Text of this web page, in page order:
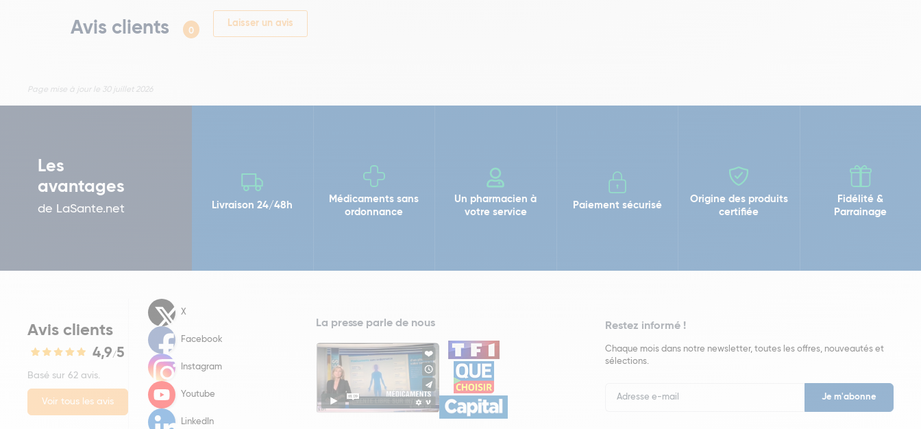
Avis clients 0
Laisser un avis
Page mise à jour le 30 juillet 2026
Les
avantages
de LaSante.net Livraison 24/48h
Médicaments sans
ordonnance
Un pharmacien à
votre service
Paiement sécurisé
Origine des produits
certifiée
Fidélité &
Parrainage
Avis clients
4,9/5
Basé sur 62 avis.
Voir tous les avis
X
Facebook
Instagram
Youtube
LinkedIn
La presse parle de nous Restez informé !
Chaque mois dans notre newsletter, toutes les offres, nouveautés et
sélections.
Newsletter